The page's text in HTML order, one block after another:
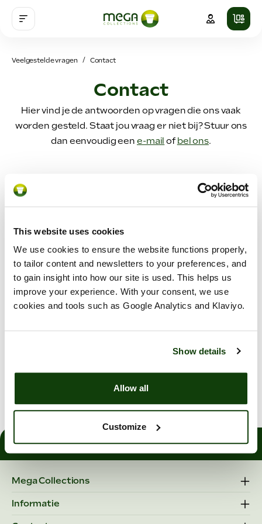
This website uses cookies
We use cookies to ensure the website functions properly,
to tailor content and newsletters to your preferences, and
to gain insight into how our site is used. This helps us
improve your experience. With your consent, we use
cookies and tools such as Google Analytics and Klaviyo.
Show details
Allow all
Customize
Veelgestelde vragen Contact
Contact
Hier vind je de antwoorden op vragen die ons vaak
worden gesteld. Staat jou vraag er niet bij? Stuur ons
dan eenvoudig een e-mail ofbel ons.
Webshop account
Webshop
Levering
Betaling
Overig
Contact
Mega Collections
Informatie